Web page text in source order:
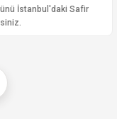
İstanbul'daki Safir